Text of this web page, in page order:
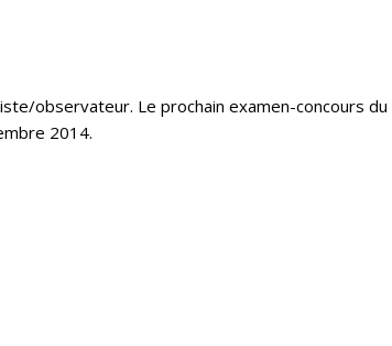
observateur. Le prochain examen-concours du
2014.